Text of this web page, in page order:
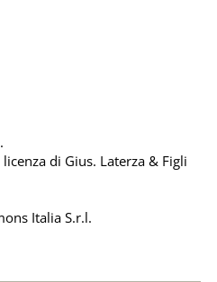
di Gius. Laterza & Figli
Italia S.r.l.